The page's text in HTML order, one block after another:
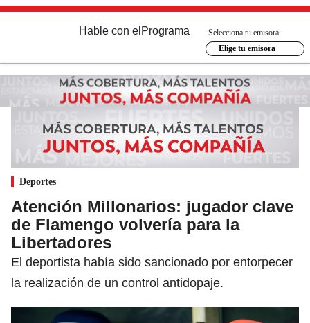
Hable con el Programa
Selecciona tu emisora
Elige tu emisora
Deportes
Atención Millonarios: jugador clave
de Flamengo volvería para la
Libertadores
El deportista había sido sancionado por entorpecer
la realización de un control antidopaje.